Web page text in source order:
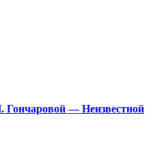
— Неизвестной